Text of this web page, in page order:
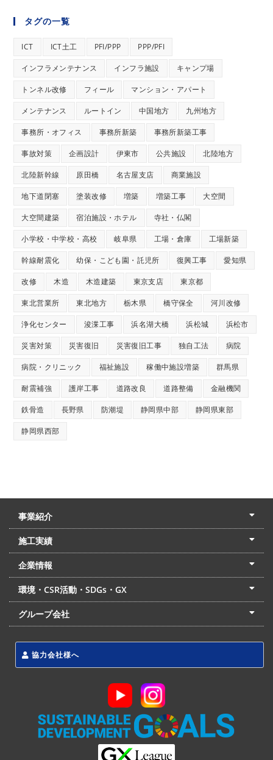
タグの一覧
ICT ICT土工 PFI/PPP PPP/PFI
インフラメンテナンス インフラ施設 キャンプ場
トンネル改修 フィール マンション・アパート
メンテナンス ルートイン 中国地方 九州地方
事務所・オフィス 事務所新築 事務所新築工事
事故対策 企画設計 伊東市 公共施設 北陸地方
北陸新幹線 原田橋 名古屋支店 商業施設
地下道閉塞 塗装改修 増築 増築工事 大空間
大空間建築 宿泊施設・ホテル 寺社・仏閣
小学校・中学校・高校 岐阜県 工場・倉庫 工場新築
幹線耐震化 幼保・こども園・託児所 復興工事 愛知県
改修 木造 木造建築 東京支店 東京都
東北営業所 東北地方 栃木県 橋守保全 河川改修
浄化センター 浚渫工事 浜名湖大橋 浜松城 浜松市
災害対策 災害復旧 災害復旧工事 独自工法 病院
病院・クリニック 福祉施設 稼働中施設増築 群馬県
耐震補強 護岸工事 道路改良 道路整備 金融機関
鉄骨造 長野県 防潮堤 静岡県中部 静岡県東部
静岡県西部
事業紹介
土木本部
建築本部
PPP・PFI
リフォーム・リノベーション
中村建設の家
施工実績
土木部門
建築部門
リフォーム部門
住宅部門
名古屋支店
東京支店
企業情報
会社概要
経営理念
沿革
リクルート
最新情報
お問合せ
環境・CSR活動・SDGs・GX
LSS流動化処理工法
CSR・SDGs・GX
発電事業
次世代ZEBオフィス
グループ会社
協力会社様へ